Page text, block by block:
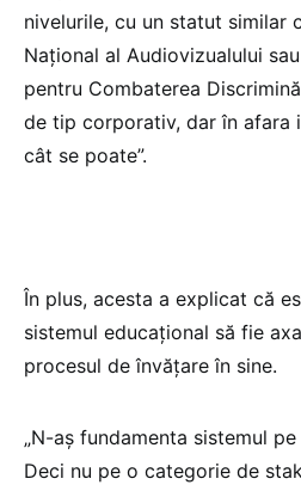
nivelurile, cu un statut similar
Național al Audiovizualului
pentru Combaterea
de tip corporativ, dar în afara
cât se poate”.
În plus, acesta a explicat că
sistemul educațional să fie
procesul de învățare în sine.
„N-aș fundamenta sistemul
Deci nu pe o categorie de